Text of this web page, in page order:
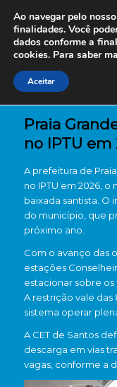
Praia
no IPTU em
A prefeitura de
no IPTU em 2026,
baixada santista. O
do município, que
próximo ano.
Com o avanço das
estações
estacionar sobre os
A restrição vale das
sistema operar
A CET de Santos
descarga em vias
vagas, conforme a
Ao navegar pelo
finalidades. Você
dados conforme a
cookies. Para saber
Aceitar